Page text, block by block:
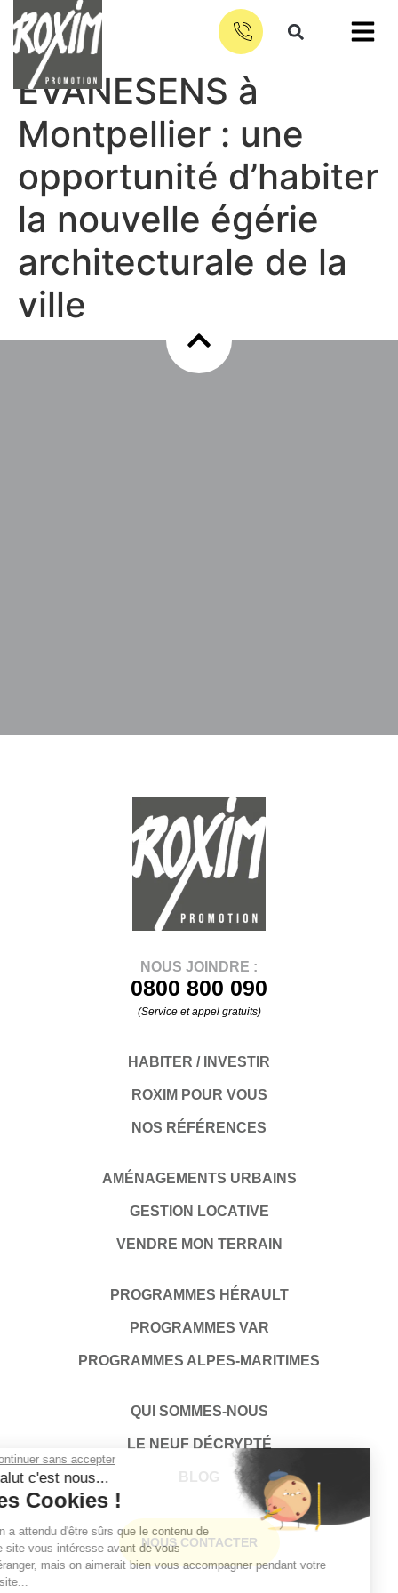
EVANESENS à
Montpellier : une
opportunité d’habiter
la nouvelle égérie
architecturale de la
ville
NOUS JOINDRE :
0800 800 090
(Service et appel gratuits)
HABITER / INVESTIR
ROXIM POUR VOUS
NOS RÉFÉRENCES
AMÉNAGEMENTS URBAINS
GESTION LOCATIVE
VENDRE MON TERRAIN
PROGRAMMES HÉRAULT
PROGRAMMES VAR
PROGRAMMES ALPES-MARITIMES
QUI SOMMES-NOUS
LE NEUF DÉCRYPTÉ
BLOG
NOUS CONTACTER
Continuer sans accepter
Salut c'est nous...
les Cookies !
On a attendu d'être sûrs que le contenu de
ce site vous intéresse avant de vous
déranger, mais on aimerait bien vous accompagner pendant votre